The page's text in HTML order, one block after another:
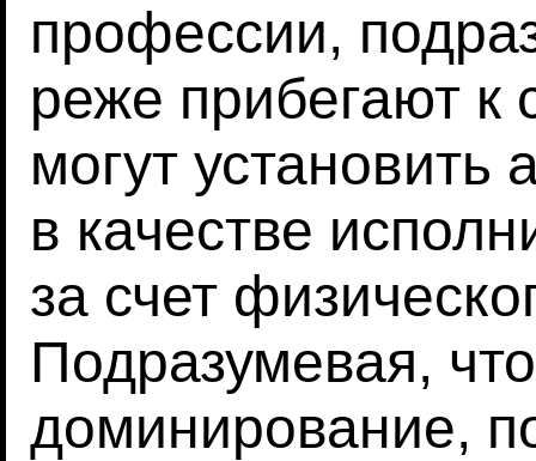
профессии,
реже прибегают к
могут установить
в качестве
за счет
Подразумевая,
доминирование,